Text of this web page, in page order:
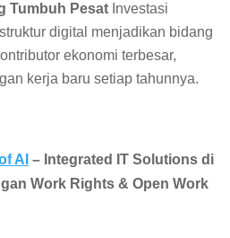
Tumbuh Pesat Investasi
digital menjadikan bidang
ekonomi terbesar,
kerja baru setiap tahunnya.
AI – Integrated IT Solutions di
Work Rights & Open Work